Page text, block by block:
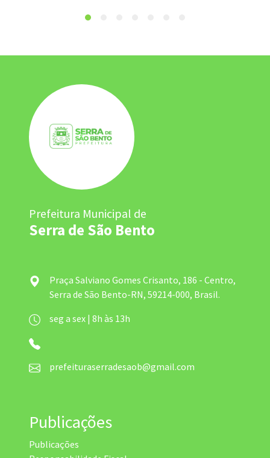
Prefeitura Municipal de
Serra de São Bento
Praça Salviano Gomes Crisanto, 186 - Centro,
Serra de São Bento-RN, 59214-000, Brasil.
seg a sex | 8h às 13h
prefeituraserradesaob@gmail.com
Publicações
Publicações